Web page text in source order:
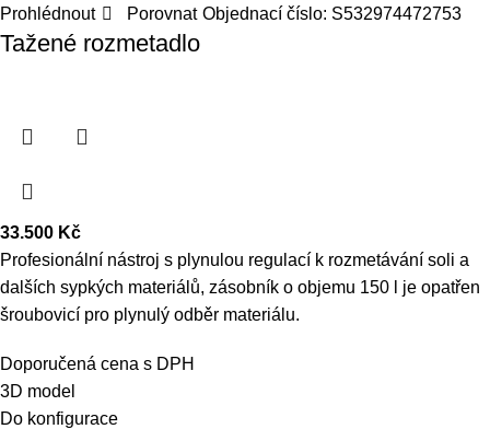
Prohlédnout
Porovnat Objednací číslo: S532974472753
Tažené rozmetadlo
33.500 Kč
Profesionální nástroj s plynulou regulací k rozmetávání soli a
dalších sypkých materiálů, zásobník o objemu 150 l je opatřen
šroubovicí pro plynulý odběr materiálu.
Doporučená cena s DPH
3D model
Do konfigurace